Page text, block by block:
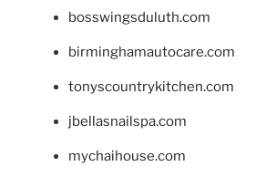
bosswingsduluth.com
birminghamautocare.com
tonyscountrykitchen.com
jbellasnailspa.com
mychaihouse.com